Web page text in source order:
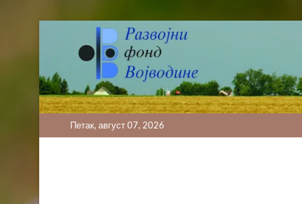
Петак, август 07, 2026